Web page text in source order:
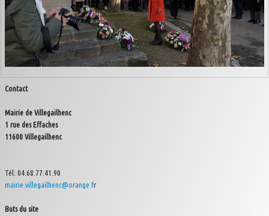
Contact
Mairie de Villegailhenc
1 rue des Effaches
11600 Villegailhenc
Tél: 04.68.77.41.90
mairie.villegailhenc@orange.fr
Buts du site